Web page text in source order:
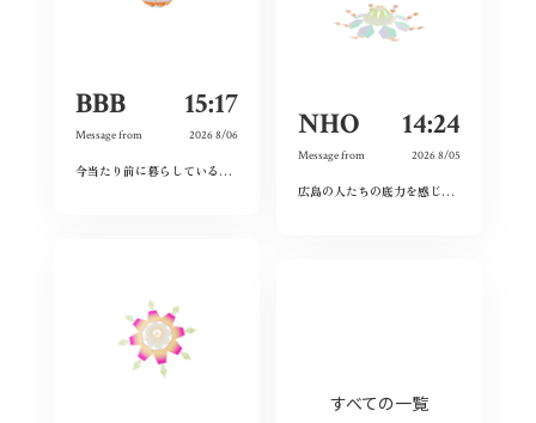
BBB 15:17
Message from 2026 8/06
今当たり前に暮らしている日々が特別なものに感じた。暗い気持ちになることなく、とても前向きにこれからの未来を精一杯生きて作りたいと感じました。
NHO 14:24
Message from 2026 8/05
広島の人たちの底力を感じた。今私たちはそれを受け継ぐことができているのだろうか。平和とは何か、問い続けたい。
すべての一覧